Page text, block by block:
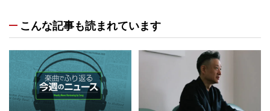
こんな記事も読まれています